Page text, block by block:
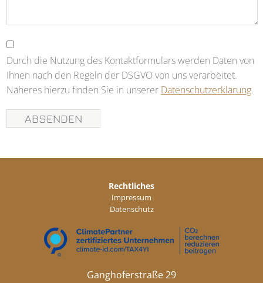
Durch die Nutzung des Kontaktformulars werden Daten von
Ihnen nach den Regeln der DSGVO von uns verarbeitet.
Näheres hierzu finden Sie in unserer Datenschutzerklärung.
Rechtliches
Impressum
Datenschutz
Ganghoferstraße 29